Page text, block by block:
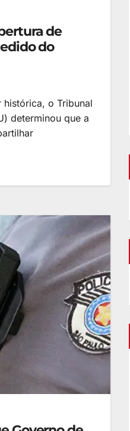
de
do
histórica, o Tribunal
determinou que a